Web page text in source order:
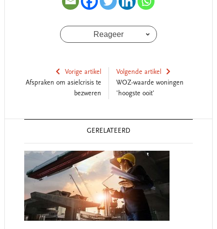
Reageer
Vorige artikel
Afspraken om asielcrisis te
bezweren
Volgende artikel
WOZ-waarde woningen
'hoogste ooit'
GERELATEERD